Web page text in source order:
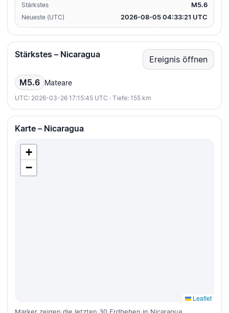
Stärkstes M5.6
Neueste (UTC) 2026-08-05 04:33:21 UTC
Stärkstes – Nicaragua Ereignis öffnen
M5.6 Mateare
UTC: 2026-03-26 17:15:45 UTC · Tiefe: 155 km
Karte – Nicaragua
+
−
Leaflet